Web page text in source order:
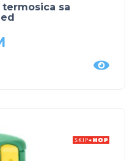
termosica sa